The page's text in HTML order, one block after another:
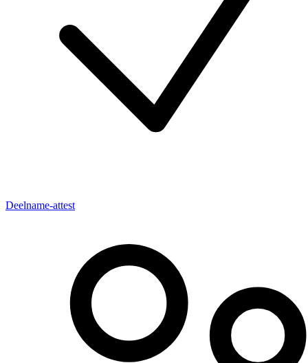
Deelname-attest